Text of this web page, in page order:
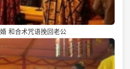
和合术咒语挽回老公